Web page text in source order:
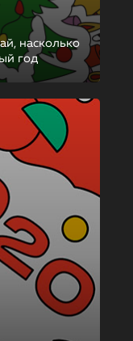
насколько
год